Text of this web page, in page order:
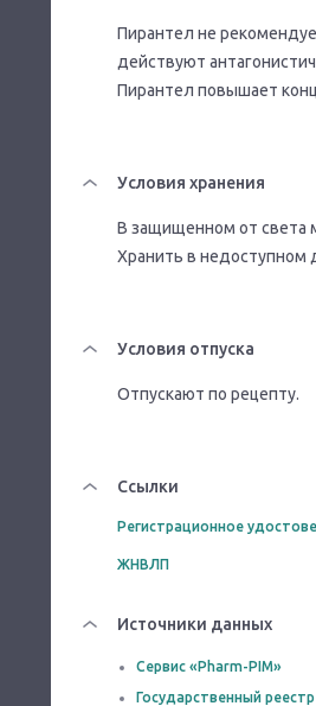
Пирантел не
действуют
Пирантел повышает
Условия хранения
В защищенном от света
Хранить в недоступном
Условия отпуска
Отпускают по рецепту.
Ссылки
Регистрационное
ЖНВЛП
Источники данных
Сервис «Pharm-PIM»
Государственный